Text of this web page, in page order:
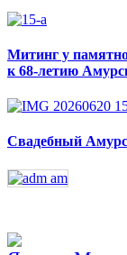
Митинг у
к 68-летию
Свадебный